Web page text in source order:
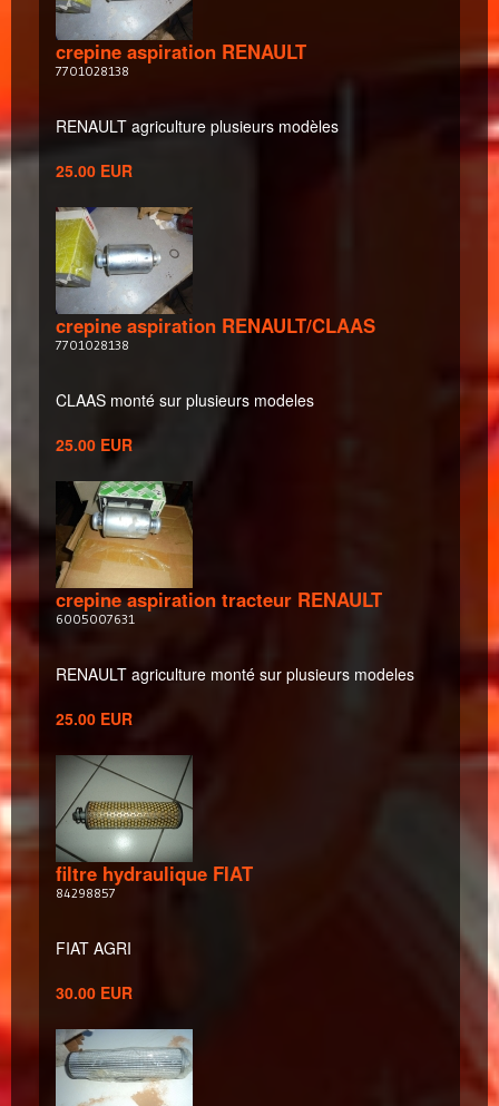
crepine aspiration RENAULT
7701028138
RENAULT agriculture plusieurs modèles
25.00 EUR
crepine aspiration RENAULT/CLAAS
7701028138
CLAAS monté sur plusieurs modeles
25.00 EUR
crepine aspiration tracteur RENAULT
6005007631
RENAULT agriculture monté sur plusieurs modeles
25.00 EUR
filtre hydraulique FIAT
84298857
FIAT AGRI
30.00 EUR